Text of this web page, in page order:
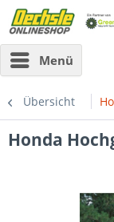
Menü
Übersicht
Honda